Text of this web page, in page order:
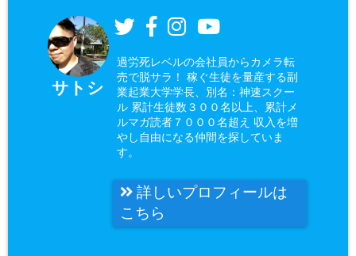
サトシ
過労死レベルの会社員からカメラ転
売で脱サラ！ 稼ぐ生徒を量産する副
業起業大学学長、別名：神速スクー
ル 累計生徒数３００名以上、累計メ
ルマガ読者７０００名超え 収入を増
やし自由になる仲間を探していま
す。
詳しいプロフィールは
こちら